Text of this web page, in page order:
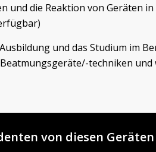
und die Reaktion von Geräten in
und das Studium im
techniken
von diesen